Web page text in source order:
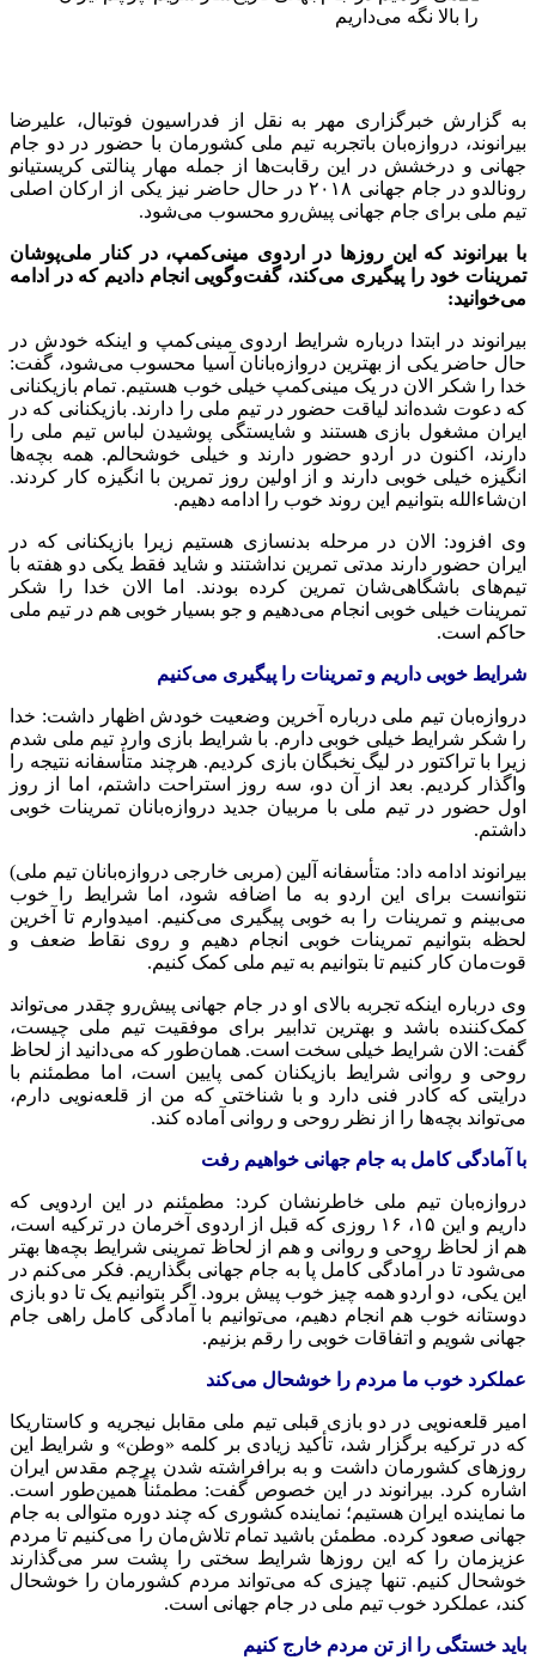
به گزارش خبرگزاری مهر به نقل از فدراسیون فوتبال، علیرضا
بیرانوند، دروازه‌بان باتجربه تیم ملی کشورمان با حضور در دو جام
جهانی و درخشش در این رقابت‌ها از جمله مهار پنالتی کریستیانو
رونالدو در جام جهانی ۲۰۱۸ در حال حاضر نیز یکی از ارکان اصلی
تیم ملی برای جام جهانی پیش‌رو محسوب می‌شود.
با بیرانوند که این روزها در اردوی مینی‌کمپ، در کنار ملی‌پوشان
تمرینات خود را پیگیری می‌کند، گفت‌وگویی انجام دادیم که در ادامه
می‌خوانید:
بیرانوند در ابتدا درباره شرایط اردوی مینی‌کمپ و اینکه خودش در
حال حاضر یکی از بهترین دروازه‌بانان آسیا محسوب می‌شود، گفت:
خدا را شکر الان در یک مینی‌کمپ خیلی خوب هستیم. تمام بازیکنانی
که دعوت شده‌اند لیاقت حضور در تیم ملی را دارند. بازیکنانی که در
ایران مشغول بازی هستند و شایستگی پوشیدن لباس تیم ملی را
دارند، اکنون در اردو حضور دارند و خیلی خوشحالم. همه بچه‌ها
انگیزه خیلی خوبی دارند و از اولین روز تمرین با انگیزه کار کردند.
ان‌شاءالله بتوانیم این روند خوب را ادامه دهیم.
وی افزود: الان در مرحله بدنسازی هستیم زیرا بازیکنانی که در
ایران حضور دارند مدتی تمرین نداشتند و شاید فقط یکی دو هفته با
تیم‌های باشگاهی‌شان تمرین کرده بودند. اما الان خدا را شکر
تمرینات خیلی خوبی انجام می‌دهیم و جو بسیار خوبی هم در تیم ملی
حاکم است.
شرایط خوبی داریم و تمرینات را پیگیری می‌کنیم
دروازه‌بان تیم ملی درباره آخرین وضعیت خودش اظهار داشت: خدا
را شکر شرایط خیلی خوبی دارم. با شرایط بازی وارد تیم ملی شدم
زیرا با تراکتور در لیگ نخبگان بازی کردیم. هرچند متأسفانه نتیجه را
واگذار کردیم. بعد از آن دو، سه روز استراحت داشتم، اما از روز
اول حضور در تیم ملی با مربیان جدید دروازه‌بانان تمرینات خوبی
داشتم.
بیرانوند ادامه داد: متأسفانه آلین (مربی خارجی دروازه‌بانان تیم ملی)
نتوانست برای این اردو به ما اضافه شود، اما شرایط را خوب
می‌بینم و تمرینات را به خوبی پیگیری می‌کنیم. امیدوارم تا آخرین
لحظه بتوانیم تمرینات خوبی انجام دهیم و روی نقاط ضعف و
قوت‌مان کار کنیم تا بتوانیم به تیم ملی کمک کنیم.
وی درباره اینکه تجربه بالای او در جام جهانی پیش‌رو چقدر می‌تواند
کمک‌کننده باشد و بهترین تدابیر برای موفقیت تیم ملی چیست،
گفت: الان شرایط خیلی سخت است. همان‌طور که می‌دانید از لحاظ
روحی و روانی شرایط بازیکنان کمی پایین است، اما مطمئنم با
درایتی که کادر فنی دارد و با شناختی که من از قلعه‌نویی دارم،
می‌تواند بچه‌ها را از نظر روحی و روانی آماده کند.
با آمادگی کامل به جام جهانی خواهیم رفت
دروازه‌بان تیم ملی خاطرنشان کرد: مطمئنم در این اردویی که
داریم و این ۱۵، ۱۶ روزی که قبل از اردوی آخرمان در ترکیه است،
هم از لحاظ روحی و روانی و هم از لحاظ تمرینی شرایط بچه‌ها بهتر
می‌شود تا در آمادگی کامل پا به جام جهانی بگذاریم. فکر می‌کنم در
این یکی، دو اردو همه چیز خوب پیش برود. اگر بتوانیم یک تا دو بازی
دوستانه خوب هم انجام دهیم، می‌توانیم با آمادگی کامل راهی جام
جهانی شویم و اتفاقات خوبی را رقم بزنیم.
عملکرد خوب ما مردم را خوشحال می‌کند
امیر قلعه‌نویی در دو بازی قبلی تیم ملی مقابل نیجریه و کاستاریکا
که در ترکیه برگزار شد، تأکید زیادی بر کلمه «وطن» و شرایط این
روزهای کشورمان داشت و به برافراشته شدن پرچم مقدس ایران
اشاره کرد. بیرانوند در این خصوص گفت: مطمئناً همین‌طور است.
ما نماینده ایران هستیم؛ نماینده کشوری که چند دوره متوالی به جام
جهانی صعود کرده. مطمئن باشید تمام تلاش‌مان را می‌کنیم تا مردم
عزیزمان را که این روزها شرایط سختی را پشت سر می‌گذارند
خوشحال کنیم. تنها چیزی که می‌تواند مردم کشورمان را خوشحال
کند، عملکرد خوب تیم ملی در جام جهانی است.
باید خستگی را از تن مردم خارج کنیم